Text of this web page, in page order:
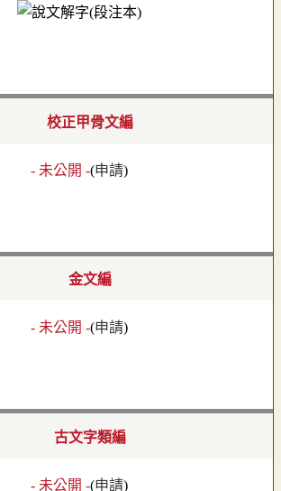
校正甲骨文編
- 未公開 -(申請)
金文編
- 未公開 -(申請)
古文字類編
- 未公開 -(申請)